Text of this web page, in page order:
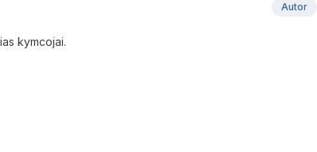
Autor
kymcojai.